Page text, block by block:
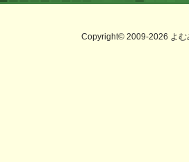
Copyright© 2009-2026 よ